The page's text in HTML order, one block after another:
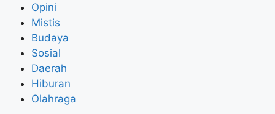
Opini
Mistis
Budaya
Sosial
Daerah
Hiburan
Olahraga